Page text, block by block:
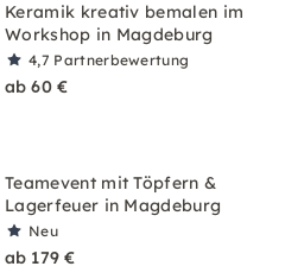
Keramik kreativ bemalen im
Workshop in Magdeburg
4,7 Partnerbewertung
ab 60 €
Teamevent mit Töpfern &
Lagerfeuer in Magdeburg
Neu
ab 179 €